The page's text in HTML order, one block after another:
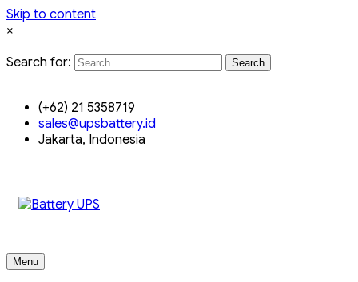
Skip to content
×
Search for:
Search
(+62) 21 5358719
sales@upsbattery.id
Jakarta, Indonesia
Menu